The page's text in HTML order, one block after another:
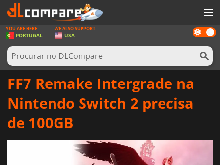
JOGOS
GAME CARDS
SOFTWARE
Dark
mode
YOU ARE HERE
PORTUGAL
WE ALSO SUPPORT
USA
FF7 Remake Intergrade na
Nintendo Switch 2 precisa
de 100GB